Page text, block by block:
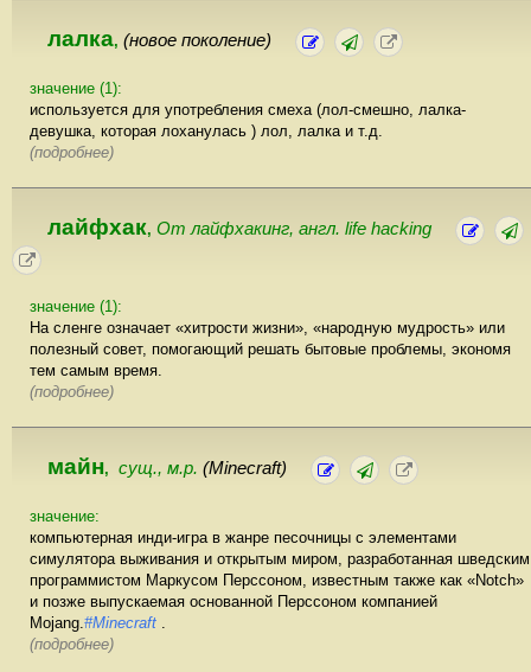
лалка, (новое поколение)
значение (1):
используется для употребления смеха (лол-смешно, лалка-
девушка, которая лоханулась ) лол, лалка и т.д.
(подробнее)
лайфхак, От лайфхакинг, англ. life hacking
значение (1):
На сленге означает «хитрости жизни», «народную мудрость» или
полезный совет, помогающий решать бытовые проблемы, экономя
тем самым время.
(подробнее)
майн, сущ., м.р. (Minecraft)
значение:
компьютерная инди-игра в жанре песочницы с элементами
симулятора выживания и открытым миром, разработанная шведским
программистом Маркусом Перссоном, известным также как «Notch»
и позже выпускаемая основанной Перссоном компанией
Mojang.#Minecraft .
(подробнее)